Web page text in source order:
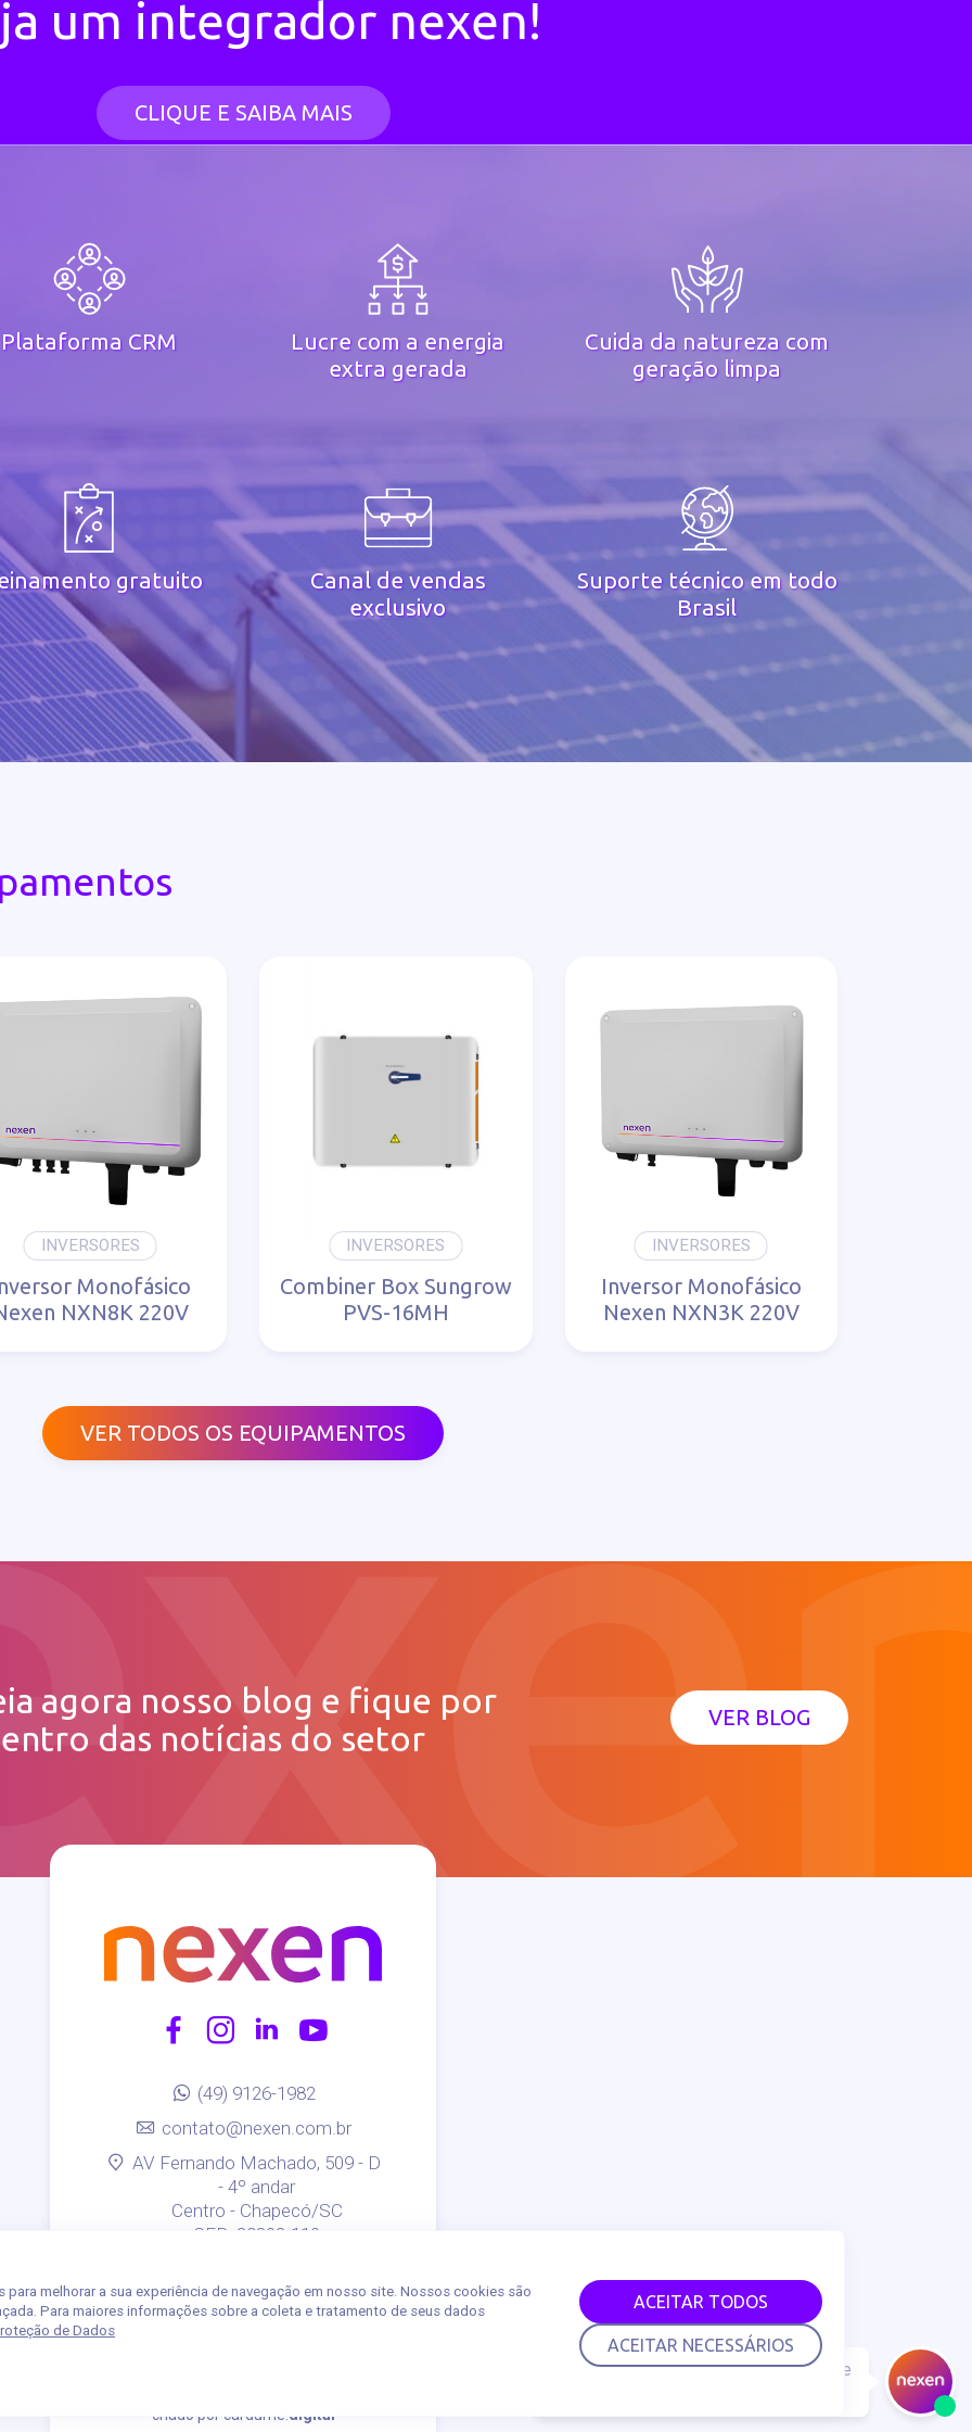
um integrador nexen!
CLIQUE E SAIBA MAIS
Plataforma CRM
Lucre com a energia
extra gerada
Cuida da natureza com
geração limpa
gratuito
Canal de vendas
exclusivo
Suporte técnico em todo
Brasil
INVERSORES
Monofásico
NXN8K 220V
INVERSORES
Combiner Box Sungrow
PVS-16MH
INVERSORES
Inversor Monofásico
Nexen NXN3K 220V
VER TODOS OS EQUIPAMENTOS
agora nosso blog e fique por
das notícias do setor
VER BLOG
(49) 9126-1982
contato@nexen.com.br
AV Fernando Machado, 509 - D
- 4º andar
Centro - Chapecó/SC
CEP: 89802-110
POLÍTICA DE PRIVACIDADE
criado por cardume.digital
Olá, seja bem-vindo a Nexen 😃. Em que
melhorar a sua experiência de navegação em nosso site. Nossos cookies são
Para maiores informações sobre a coleta e tratamento de seus dados
de Dados
ACEITAR TODOS
ACEITAR NECESSÁRIOS